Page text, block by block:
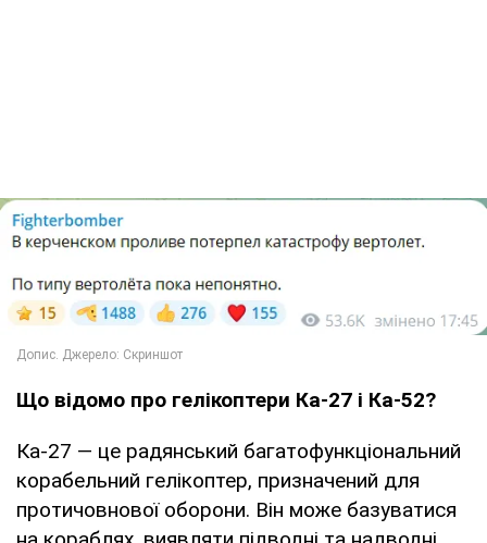
Що відомо про гелікоптери Ка-27 і Ка-52?
Ка-27 — це радянський багатофункціональний
корабельний гелікоптер, призначений для
протичовнової оборони. Він може базуватися